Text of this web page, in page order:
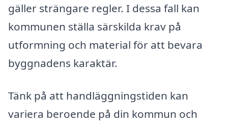
gäller strängare regler. I dessa fall kan
kommunen ställa särskilda krav på
utformning och material för att bevara
byggnadens karaktär.
Tänk på att handläggningstiden kan
variera beroende på din kommun och